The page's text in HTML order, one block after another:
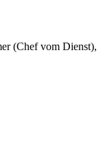
(Chef vom Dienst),